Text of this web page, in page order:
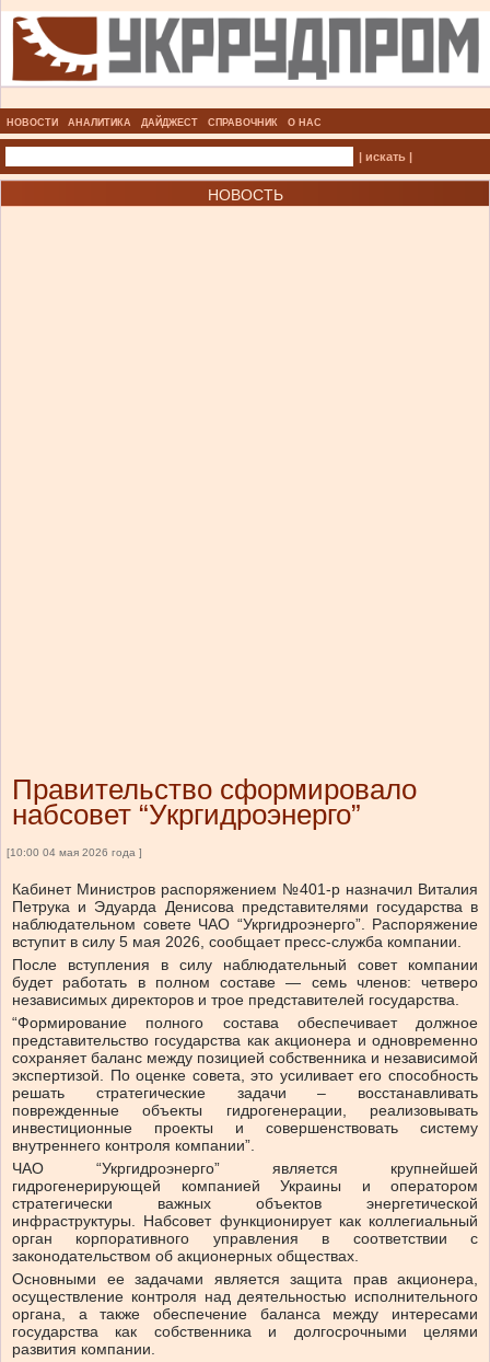
НОВОСТИ АНАЛИТИКА ДАЙДЖЕСТ СПРАВОЧНИК О НАС
| искать |
НОВОСТЬ
Правительство сформировало
набсовет “Укргидроэнерго”
[10:00 04 мая 2026 года ]
Кабинет Министров распоряжением №401-р назначил Виталия
Петрука и Эдуарда Денисова представителями государства в
наблюдательном совете ЧАО “Укргидроэнерго”. Распоряжение
вступит в силу 5 мая 2026, сообщает пресс-служба компании.
После вступления в силу наблюдательный совет компании
будет работать в полном составе — семь членов: четверо
независимых директоров и трое представителей государства.
“Формирование полного состава обеспечивает должное
представительство государства как акционера и одновременно
сохраняет баланс между позицией собственника и независимой
экспертизой. По оценке совета, это усиливает его способность
решать стратегические задачи ‒ восстанавливать
поврежденные объекты гидрогенерации, реализовывать
инвестиционные проекты и совершенствовать систему
внутреннего контроля компании”.
ЧАО “Укргидроэнерго” является крупнейшей
гидрогенерирующей компанией Украины и оператором
стратегически важных объектов энергетической
инфраструктуры. Набсовет функционирует как коллегиальный
орган корпоративного управления в соответствии с
законодательством об акционерных обществах.
Основными ее задачами является защита прав акционера,
осуществление контроля над деятельностью исполнительного
органа, а также обеспечение баланса между интересами
государства как собственника и долгосрочными целями
развития компании.